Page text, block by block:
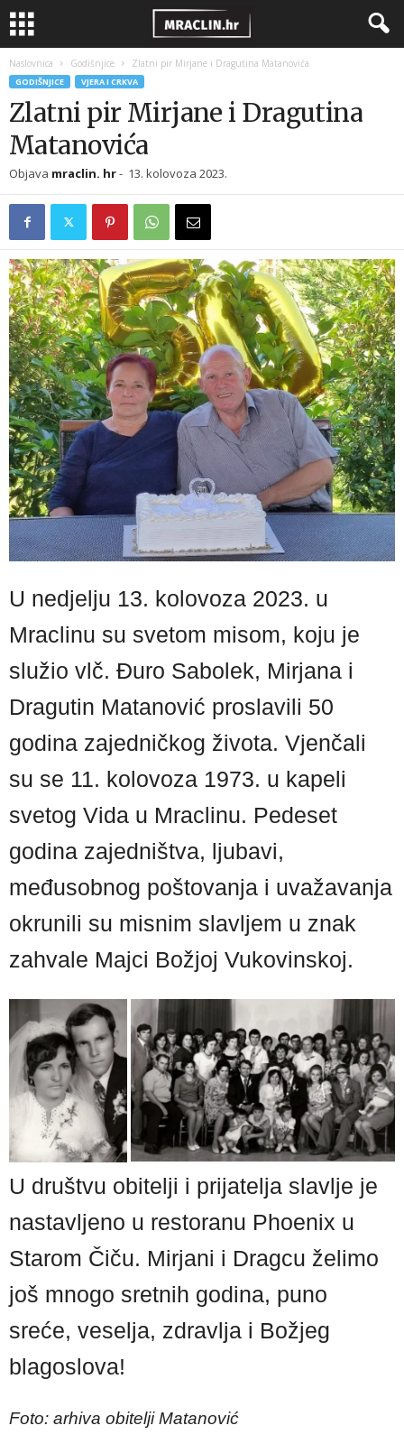
Naslovnica Godišnjice Zlatni pir Mirjane i Dragutina Matanovića
GODIŠNJICE VJERA I CRKVA
Zlatni pir Mirjane i Dragutina
Matanovića
Objava mraclin. hr- 13. kolovoza 2023.
U nedjelju 13. kolovoza 2023. u
Mraclinu su svetom misom, koju je
služio vlč. Đuro Sabolek, Mirjana i
Dragutin Matanović proslavili 50
godina zajedničkog života. Vjenčali
su se 11. kolovoza 1973. u kapeli
svetog Vida u Mraclinu. Pedeset
godina zajedništva, ljubavi,
međusobnog poštovanja i uvažavanja
okrunili su misnim slavljem u znak
zahvale Majci Božjoj Vukovinskoj.
U društvu obitelji i prijatelja slavlje je
nastavljeno u restoranu Phoenix u
Starom Čiču. Mirjani i Dragcu želimo
još mnogo sretnih godina, puno
sreće, veselja, zdravlja i Božjeg
blagoslova!
Foto: arhiva obitelji Matanović